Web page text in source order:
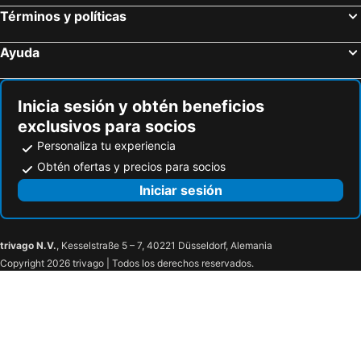
Kruishoutem, bed and breakfasts
Wielsbeke, bed and breakfasts
Zele, bed and breakfasts
Términos y políticas
Ayuda
Inicia sesión y obtén beneficios
exclusivos para socios
Personaliza tu experiencia
Obtén ofertas y precios para socios
Iniciar sesión
trivago N.V., Kesselstraße 5 – 7, 40221 Düsseldorf, Alemania
Copyright 2026 trivago | Todos los derechos reservados.